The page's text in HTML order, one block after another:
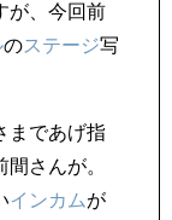
が、今回前
のステージ写
まであげ指
間さんが。
インカムが